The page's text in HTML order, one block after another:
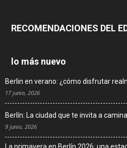
RECOMENDACIONES DEL
lo más nuevo
Berlin en verano: ¿cómo disfrutar
17 junio, 2026
Berlín: La ciudad que te invita a
9 junio, 2026